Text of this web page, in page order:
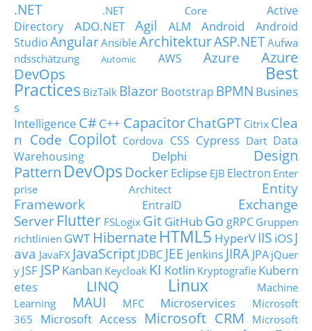
.NET .NET Core
Active
Directory
ADO.NET Agil ALM Android
Android
StudioAngularAnsible ArchitekturASP.NETAufwa
ndsschätzung
Automic AWS Azure
Azure
DevOps
Best
Practices BizTalk Blazor Bootstrap BPMN Busines
s
Intelligence C#C++ CapacitorChatGPT Citrix Clea
n Code Copilot Cordova CSS Cypress Dart Data
Warehousing
Delphi
Design
Pattern DevOps DockerEclipse EJB Electron Enter
prise Architect
Entity
Framework
EntraID
Exchange
Server Flutter FSLogix Git GitHubGo gRPC Gruppen
richtlinien GWT HibernateHTML5 HyperVIIS iOSJ
ava JavaFX JavaScript JDBC JEE Jenkins JIRA JPA jQuer
y JSF JSP Kanban Keycloak KI Kotlin Kryptografie Kubern
etes
LINQ Linux
Machine
Learning
MAUI MFC Microservices
Microsoft
365
Microsoft Access Microsoft CRM
Microsoft